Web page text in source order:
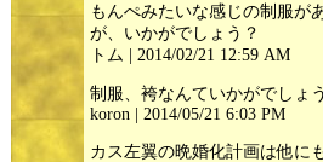
もんぺみたいな感じの制服が
が、いかがでしょう？
トム | 2014/02/21 12:59 AM
制服、袴なんていかがでしょ
koron | 2014/05/21 6:03 PM
カス左翼の晩婚化計画は他に